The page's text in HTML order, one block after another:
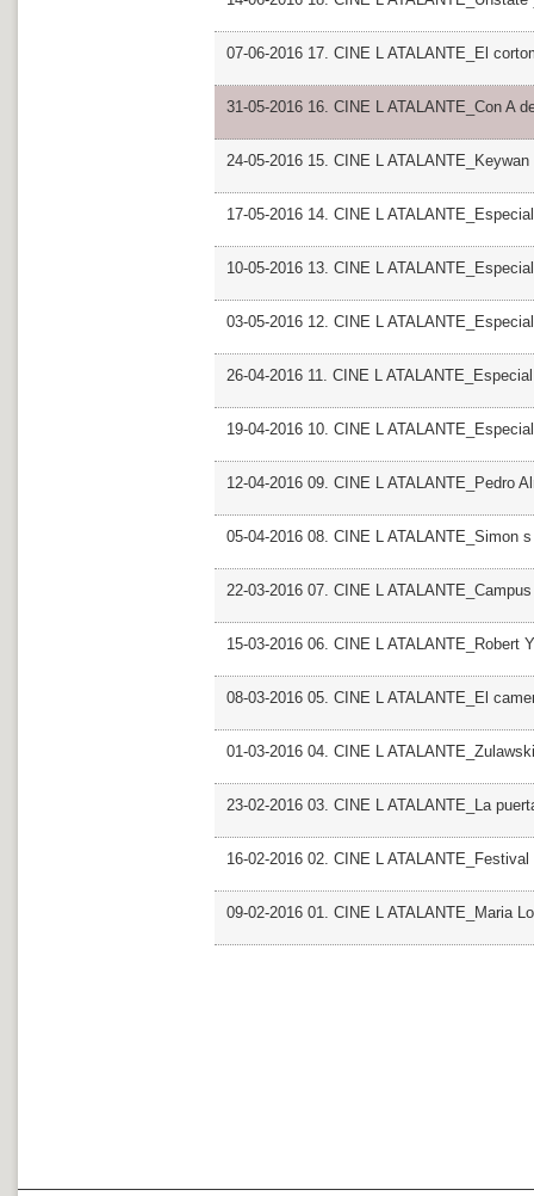
07-06-2016 17. CINE L ATALANTE_El
31-05-2016 16. CINE L ATALANTE_Con A
24-05-2016 15. CINE L
17-05-2016 14. CINE L
10-05-2016 13. CINE L
03-05-2016 12. CINE L
26-04-2016 11. CINE L
19-04-2016 10. CINE L
12-04-2016 09. CINE L ATALANTE_Pedro
05-04-2016 08. CINE L ATALANTE_Simon
22-03-2016 07. CINE L
15-03-2016 06. CINE L ATALANTE_Robert
08-03-2016 05. CINE L ATALANTE_El
01-03-2016 04. CINE L ATALANTE_Zulawski
23-02-2016 03. CINE L ATALANTE_La
16-02-2016 02. CINE L
09-02-2016 01. CINE L ATALANTE_Maria